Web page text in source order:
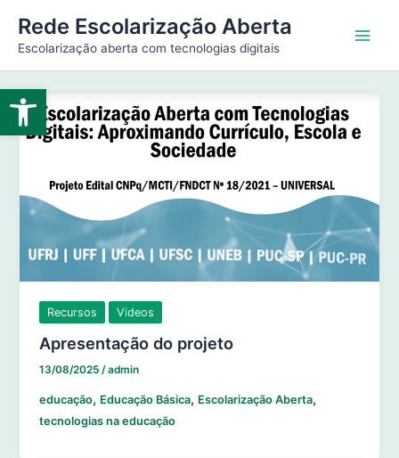
Abrir a barra de ferramentas
para
conteúdo
Rede Escolarização Aberta
Escolarização aberta com tecnologias digitais
Recursos Videos
Apresentação do projeto
13/08/2025/admin
educação, Educação Básica, Escolarização Aberta,
tecnologias na educação